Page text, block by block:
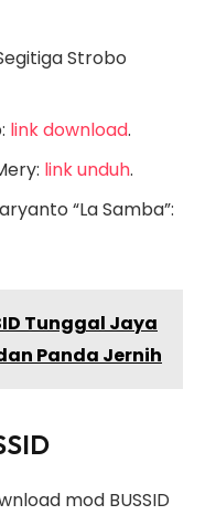
Strobo
link download.
link unduh.
“La Samba”:
Tunggal Jaya
Panda Jernih
mod BUSSID